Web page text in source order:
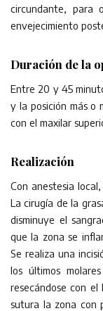
circundante, para
envejecimiento
Duración de la
Entre 20 y 45
y la posición más o
con el maxilar
Realización
Con anestesia
La cirugía de la
disminuye el
que la zona se
Se realiza una
los últimos
resecándose con el
sutura la zona con